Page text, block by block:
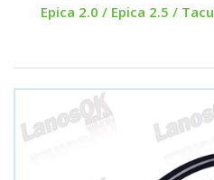
Epica 2.0 / Epica 2.5 /